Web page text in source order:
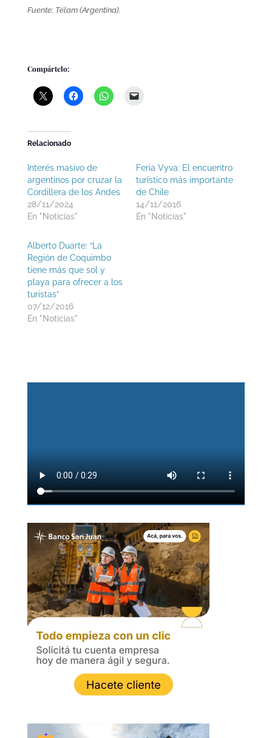
Fuente: Télam (Argentina).
Compártelo:
Relacionado
Interés masivo de
argentinos por cruzar la
Cordillera de los Andes
28/11/2024
En "Noticias"
Feria Vyva: El encuentro
turístico más importante
de Chile
14/11/2016
En "Noticias"
Alberto Duarte: “La
Región de Coquimbo
tiene más que sol y
playa para ofrecer a los
turistas”
07/12/2016
En "Noticias"